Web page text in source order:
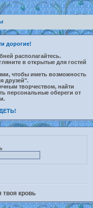
дорогие!
располагайтесь.
в открытые для гостей
чтобы иметь возможность
друзей".
творчеством, найти
персональные обереги от
твоя кровь